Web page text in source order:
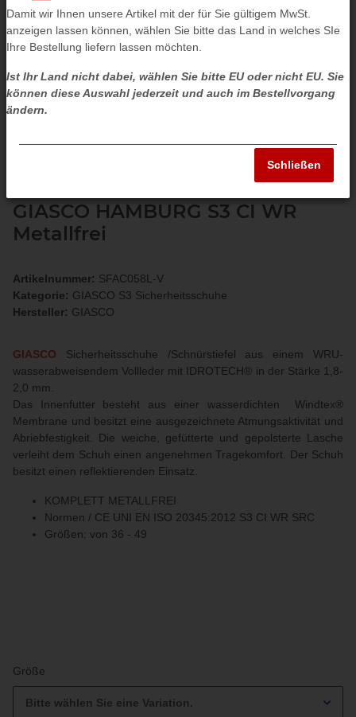
GIASCO HAMBURG S3 CI WR
Metallfrei
Artikelnummer: SFAC058L-V
Kategorie: GIASCO S3 Sicherheitsschuhe
Hersteller: GIASCO
GIASCO Sicherheitsschuhe /Schnürstiefel aus einem WRU-
wasserabweisendem Vollleder mit IDROTECH® in der Stärke 1,8-
2,0 mm.
Das Innenfutter besteht aus einer wasserdichten Windtex®
Membrane und besitzt eine ausgezeichnete Atmungsaktivität und
Abriebfestigkeit. Die weiche, gefütterte und gepolsterte Lasche
verleiht dem Schuh einen angenehmen Tragekomfort. Der Schuh
besitzt einen reflektierenden Einsatz.
KOMPLETT METALLFREI
Normen / CE UNI EN ISO 20345:2012 S3 CI WR SRC
Größen: von 36 - 49
Größe
Bitte wählen Sie eine Variation.
Damit wir Ihnen unsere Artikel mit der für Sie gültigem MwSt.
anzeigen lassen können, wählen Sie bitte das Land in welches SIe
Ihre Bestellung liefern lassen möchten.
Ist Ihr Land nicht dabei, wählen Sie bitte EU oder nicht EU. Sie
können diese Auswahl jederzeit und auch im Bestellvorgang
ändern.
Schließen